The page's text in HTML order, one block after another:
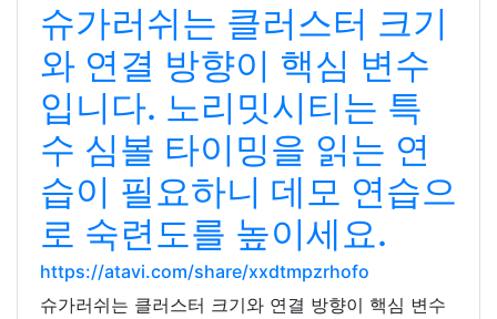
슈가러쉬는 클러스터 크기
와 연결 방향이 핵심 변수
입니다. 노리밋시티는 특
수 심볼 타이밍을 읽는 연
습이 필요하니 데모 연습으
로 숙련도를 높이세요.
https://atavi.com/share/xxdtmpzrhofo
슈가러쉬는 클러스터 크기와 연결 방향이 핵심 변수